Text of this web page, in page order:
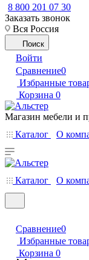
8 800 201 07 30
Заказать звонок
Вся Россия
Поиск
Войти
Сравнение0
Избранные
Корзина 0
Магазин мебели и
Каталог
О
Каталог О
Сравнение0
Избранные
Корзина 0